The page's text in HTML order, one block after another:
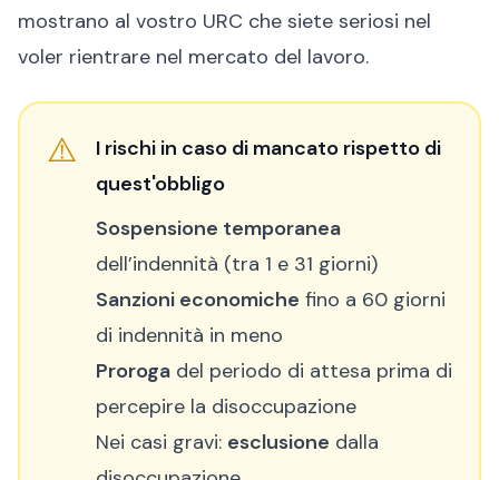
mostrano al vostro URC che siete seriosi nel
voler rientrare nel mercato del lavoro.
⚠️
I rischi in caso di mancato rispetto di
quest'obbligo
Sospensione temporanea
dell’indennità (tra 1 e 31 giorni)
Sanzioni economiche fino a 60 giorni
di indennità in meno
Proroga del periodo di attesa prima di
percepire la disoccupazione
Nei casi gravi: esclusione dalla